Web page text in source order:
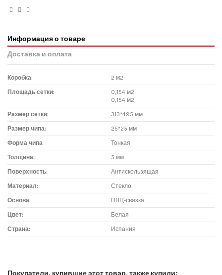
Информация о товаре
Доставка и оплата
Коробка: 2 м2
Площадь сетки:
0,154 м2
0,154 м2
Размер сетки: 313*495 мм
Размер чипа: 25*25 мм
Форма чипа Тонкая
Толщина: 5 мм
Поверхность: Антискользящая
Материал: Стекло
Основа: ПВЦ-связка
Цвет: Белая
Страна: Испания
1. Самовывоз из магазина:
Покупатели, купившие этот товар, также купили: